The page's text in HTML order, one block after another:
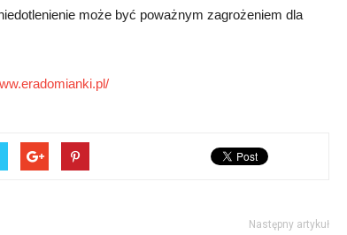
może być poważnym zagrożeniem dla
Następny artykuł